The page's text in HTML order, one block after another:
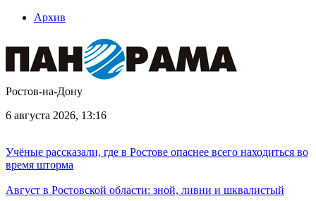
Архив
Ростов-на-Дону
6 августа 2026, 13:16
Учёные рассказали, где в Ростове опаснее всего находиться во
время шторма
Август в Ростовской области: зной, ливни и шквалистый